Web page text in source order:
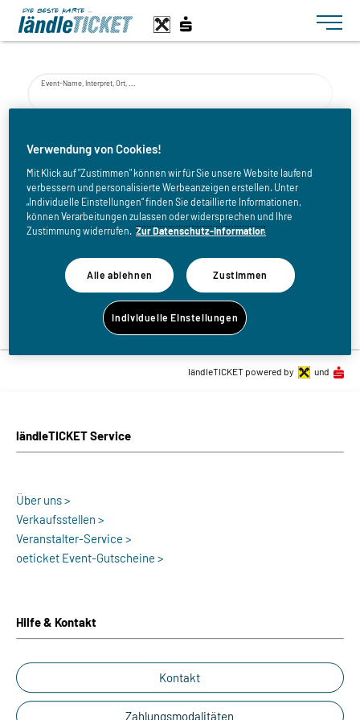
Toggle
Event-Name, Interpret, Ort, ...
bis
Zurück zur Eventliste
ländleTICKET Service
Über uns >
Verkaufsstellen >
Veranstalter-Service >
oeticket Event-Gutscheine >
Hilfe & Kontakt
Kontakt
Zahlungsmodalitäten
ländleTICKET powered by und
Verwendung von Cookies!
Mit Klick auf "Zustimmen" können wir für Sie unsere Website laufend
verbessern und personalisierte Werbeanzeigen erstellen. Unter
„Individuelle Einstellungen“ finden Sie detaillierte Informationen,
können Verarbeitungen zulassen oder widersprechen und Ihre
Zustimmung widerrufen. Zur Datenschutz-Information
Alle ablehnen Zustimmen
Individuelle Einstellungen